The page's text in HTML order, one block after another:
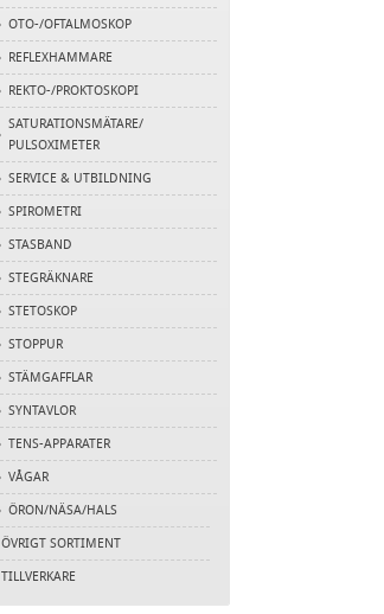
OTO-/OFTALMOSKOP
REFLEXHAMMARE
REKTO-/PROKTOSKOPI
SATURATIONSMÄTARE/
PULSOXIMETER
SERVICE & UTBILDNING
SPIROMETRI
STASBAND
STEGRÄKNARE
STETOSKOP
STOPPUR
STÄMGAFFLAR
SYNTAVLOR
TENS-APPARATER
VÅGAR
ÖRON/NÄSA/HALS
ÖVRIGT SORTIMENT
TILLVERKARE